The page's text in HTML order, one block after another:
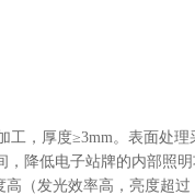
工，厚度≥3mm。表面处
降低电子站牌的内部照
（发光效率高，亮度超